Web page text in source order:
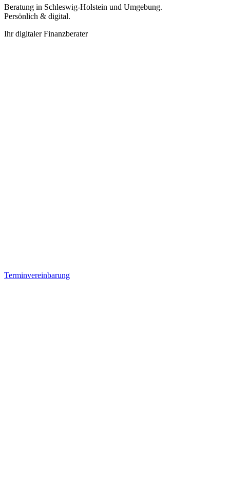
Beratung in Schleswig-Holstein und Umgebung.
Persönlich & digital.
Ihr digitaler Finanzberater
Terminvereinbarung